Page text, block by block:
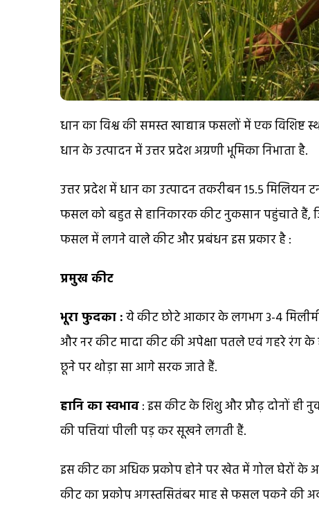
धान का विश्व की समस्त खाद्यान्न फसलों में एक
धान के उत्पादन में उत्तर प्रदेश अग्रणी भूमिका निभाता है.
उत्तर प्रदेश में धान का उत्पादन तकरीबन 15.5
फसल को बहुत से हानिकारक कीट नुकसान पहुंचाते हैं,
फसल में लगने वाले कीट और प्रबंधन इस प्रकार है :
प्रमुख कीट
भूरा फुदका :ये कीट छोटे आकार के लगभग 3-4
और नर कीट मादा कीट की अपेक्षा पतले एवं गहरे रंग
छूने पर थोड़ा सा आगे सरक जाते हैं.
हानि का स्वभाव: इस कीट के शिशु और प्रौढ़ दोनों ही
की पत्तियां पीली पड़ कर सूखने लगती हैं.
इस कीट का अधिक प्रकोप होने पर खेत में गोल घेरों के
कीट का प्रकोप अगस्तसितंबर माह से फसल पकने की